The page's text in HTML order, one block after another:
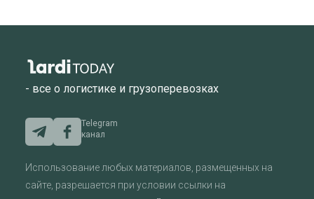
- все о логистике и грузоперевозках
Telegram
канал
Использование любых материалов, размещенных на
сайте, разрешается при условии ссылки на